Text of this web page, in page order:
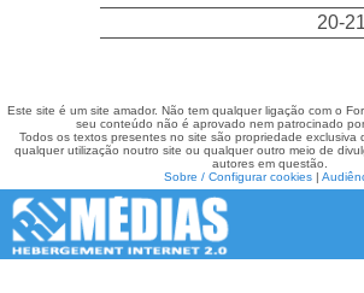
20-21
Este site é um site amador. Não tem qualquer ligação com o
seu conteúdo não é aprovado nem patrocinado
Todos os textos presentes no site são propriedade exclusiva
qualquer utilização noutro site ou qualquer outro meio de
autores em questão.
Sobre / Configurar cookies|